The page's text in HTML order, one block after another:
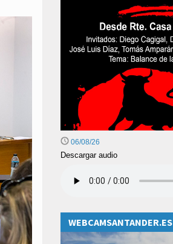
06/08/26
Descargar audio
WEBCAMSANTANDER.ES